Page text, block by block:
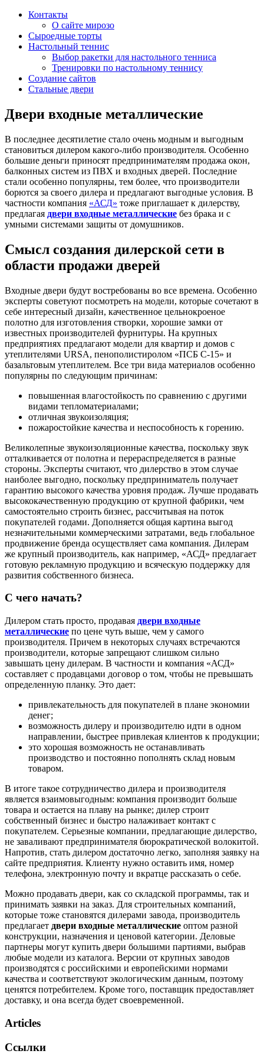
Контакты
О сайте мирозо
Сыроедные торты
Настольный теннис
Выбор ракетки для настольного тенниса
Тренировки по настольному теннису
Создание сайтов
Стальные двери
Двери входные металлические
В последнее десятилетие стало очень модным и выгодным
становиться дилером какого-либо производителя. Особенно
большие деньги приносят предпринимателям продажа окон,
балконных систем из ПВХ и входных дверей. Последние
стали особенно популярны, тем более, что производители
борются за своего дилера и предлагают выгодные условия. В
частности компания «АСД» тоже приглашает к дилерству,
предлагая двери входные металлические без брака и с
умными системами защиты от домушников.
Смысл создания дилерской сети в
области продажи дверей
Входные двери будут востребованы во все времена. Особенно
эксперты советуют посмотреть на модели, которые сочетают в
себе интересный дизайн, качественное цельнокроеное
полотно для изготовления створки, хорошие замки от
известных производителей фурнитуры. На крупных
предприятиях предлагают модели для квартир и домов с
утеплителями URSA, пенополистиролом «ПСБ С-15» и
базальтовым утеплителем. Все три вида материалов особенно
популярны по следующим причинам:
повышенная влагостойкость по сравнению с другими
видами тепломатериалами;
отличная звукоизоляция;
пожаростойкие качества и неспособность к горению.
Великолепные звукоизоляционные качества, поскольку звук
отталкивается от полотна и перераспределяется в разные
стороны. Эксперты считают, что дилерство в этом случае
наиболее выгодно, поскольку предприниматель получает
гарантию высокого качества уровня продаж. Лучше продавать
высококачественную продукцию от крупной фабрики, чем
самостоятельно строить бизнес, рассчитывая на поток
покупателей годами. Дополняется общая картина выгод
незначительными коммерческими затратами, ведь глобальное
продвижение бренда осуществляет сама компания. Дилерам
же крупный производитель, как например, «АСД» предлагает
готовую рекламную продукцию и всяческую поддержку для
развития собственного бизнеса.
С чего начать?
Дилером стать просто, продавая двери входные
металлические по цене чуть выше, чем у самого
производителя. Причем в некоторых случаях встречаются
производители, которые запрещают слишком сильно
завышать цену дилерам. В частности и компания «АСД»
составляет с продавцами договор о том, чтобы не превышать
определенную планку. Это дает:
привлекательность для покупателей в плане экономии
денег;
возможность дилеру и производителю идти в одном
направлении, быстрее привлекая клиентов к продукции;
это хорошая возможность не останавливать
производство и постоянно пополнять склад новым
товаром.
В итоге такое сотрудничество дилера и производителя
является взаимовыгодным: компания производит больше
товара и остается на плаву на рынке; дилер строит
собственный бизнес и быстро налаживает контакт с
покупателем. Серьезные компании, предлагающие дилерство,
не заваливают предпринимателя бюрократической волокитой.
Напротив, стать дилером достаточно легко, заполняя заявку на
сайте предприятия. Клиенту нужно оставить имя, номер
телефона, электронную почту и вкратце рассказать о себе.
Можно продавать двери, как со складской программы, так и
принимать заявки на заказ. Для строительных компаний,
которые тоже становятся дилерами завода, производитель
предлагает двери входные металлические оптом разной
конструкции, назначения и ценовой категории. Деловые
партнеры могут купить двери большими партиями, выбрав
любые модели из каталога. Версии от крупных заводов
производятся с российскими и европейскими нормами
качества и соответствуют экологическим данным, поэтому
ценятся потребителем. Кроме того, поставщик предоставляет
доставку, и она всегда будет своевременной.
Articles
Ссылки